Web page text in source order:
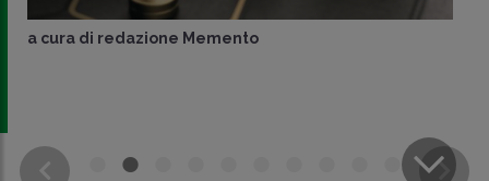
CONDIVIDI
a cura di redazione Memento